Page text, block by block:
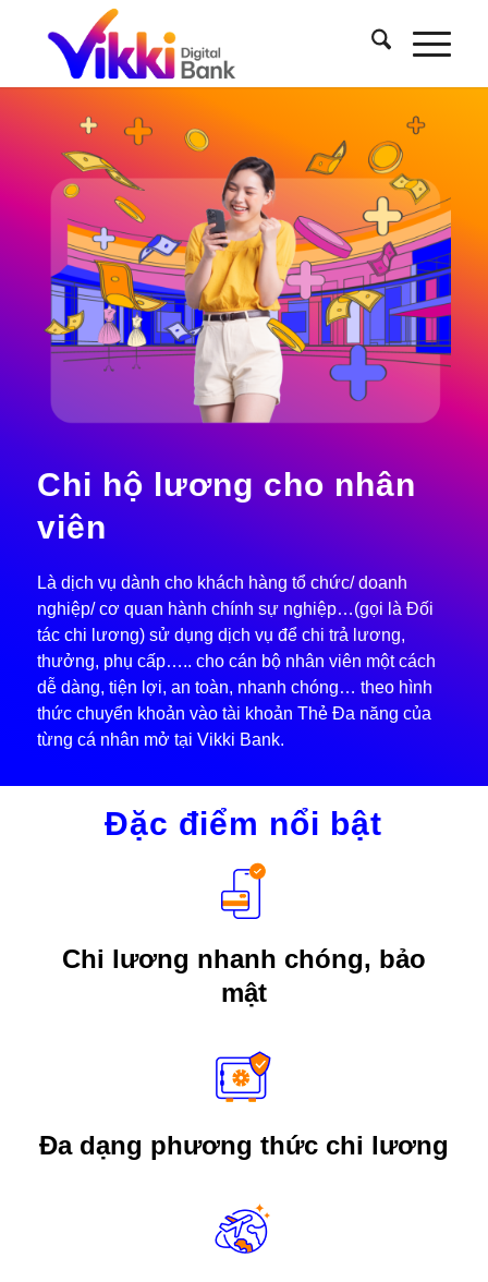
Chi hộ lương cho nhân
viên
Là dịch vụ dành cho khách hàng tổ chức/ doanh
nghiệp/ cơ quan hành chính sự nghiệp…(gọi là Đối
tác chi lương) sử dụng dịch vụ để chi trả lương,
thưởng, phụ cấp….. cho cán bộ nhân viên một cách
dễ dàng, tiện lợi, an toàn, nhanh chóng… theo hình
thức chuyển khoản vào tài khoản Thẻ Đa năng của
từng cá nhân mở tại Vikki Bank.
Đặc điểm nổi bật
Chi lương nhanh chóng, bảo
mật
Đa dạng phương thức chi lương